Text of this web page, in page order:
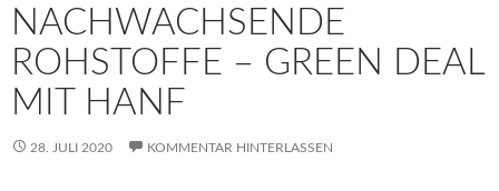
NACHWACHSENDE
ROHSTOFFE – GREEN DEAL
MIT HANF
28. JULI 2020 KOMMENTAR HINTERLASSEN